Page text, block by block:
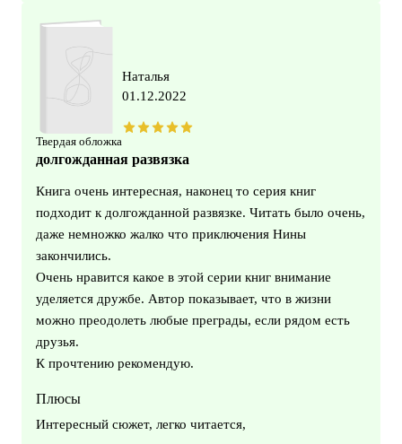
Твердая обложка
Наталья
01.12.2022
долгожданная развязка
Книга очень интересная, наконец то серия книг
подходит к долгожданной развязке. Читать было очень,
даже немножко жалко что приключения Нины
закончились.
Очень нравится какое в этой серии книг внимание
уделяется дружбе. Автор показывает, что в жизни
можно преодолеть любые преграды, если рядом есть
друзья.
К прочтению рекомендую.
Плюсы
Интересный сюжет, легко читается,